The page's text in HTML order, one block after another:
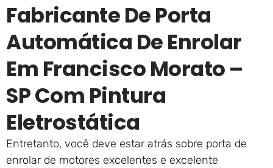
Fabricante De Porta
Automática De Enrolar
Em Francisco Morato –
SP Com Pintura
Eletrostática
Entretanto, você deve estar atrás sobre porta de
enrolar de motores excelentes e excelente